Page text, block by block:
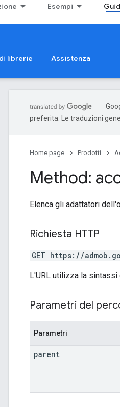
Esempi
librerie Assistenza
preferita. Le traduzioni
Home page Prodotti
Method:
Elenca gli adattatori
Richiesta HTTP
GET https://
L'URL utilizza la sintassi
Parametri del
Parametri
parent